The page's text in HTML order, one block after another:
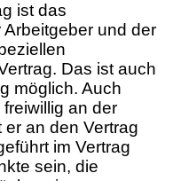
ist das
und der
Das ist auch
möglich. Auch
an der
an den Vertrag
im Vertrag
sein, die